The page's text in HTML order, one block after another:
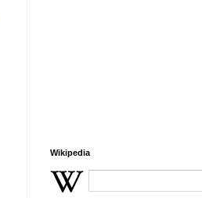
Wikipedia